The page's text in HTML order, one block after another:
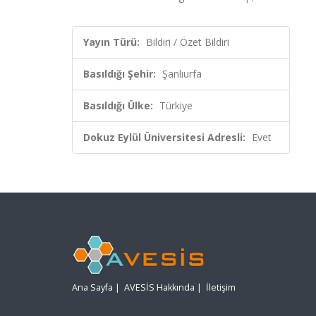
Yayın Türü: Bildiri / Özet Bildiri
Basıldığı Şehir: Şanlıurfa
Basıldığı Ülke: Türkiye
Dokuz Eylül Üniversitesi Adresli: Evet
Ana Sayfa | AVESİS Hakkında | İletişim